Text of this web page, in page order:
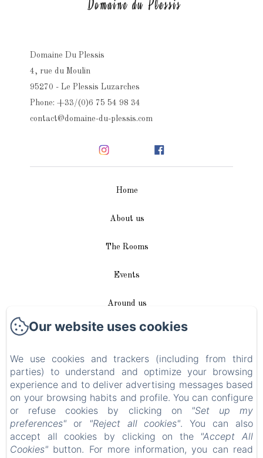
Domaine Du Plessis
4, rue du Moulin
95270 - Le Plessis Luzarches
Phone: +33/(0)6 75 54 98 34
contact@domaine-du-plessis.com
Home
About us
The Rooms
Events
Around us
Access / Contact
Plan du site
Blog
Legal notice
EN FR DE
Our website uses cookies
We use cookies and trackers (including from third
parties) to understand and optimize your browsing
experience and to deliver advertising messages based
on your browsing habits and profile. You can configure
or refuse cookies by clicking on
"Set up my
preferences" or "Reject all cookies". You can also
accept all cookies by clicking on the "Accept All
Cookies" button. For more information, you can read